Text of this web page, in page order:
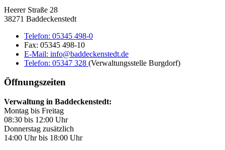
Heerer Straße 28
38271 Baddeckenstedt
Telefon: 05345 498-0
Fax: 05345 498-10
E-Mail: info@baddeckenstedt.de
Telefon: 05347 328 (Verwaltungsstelle Burgdorf)
Öffnungszeiten
Verwaltung in Baddeckenstedt:
Montag bis Freitag
08:30 bis 12:00 Uhr
Donnerstag zusätzlich
14:00 Uhr bis 18:00 Uhr